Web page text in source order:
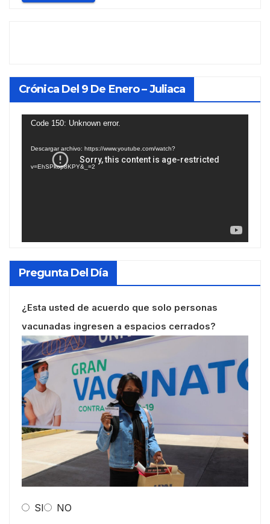
Crónica Del 9 De Enero – Juliaca
Reproductor
Code 150: Unknown error.
Descargar archivo: https://www.youtube.com/watch?
v=EhSPkop8KPY&_=2
Pregunta Del Día
¿Esta usted de acuerdo que solo personas
vacunadas ingresen a espacios cerrados?
SI NO